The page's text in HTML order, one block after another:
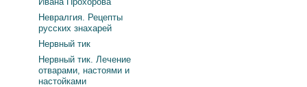
Невралгия. Рецепты
русских знахарей
Нервный тик
Нервный тик. Лечение
отварами, настоями и
настойками